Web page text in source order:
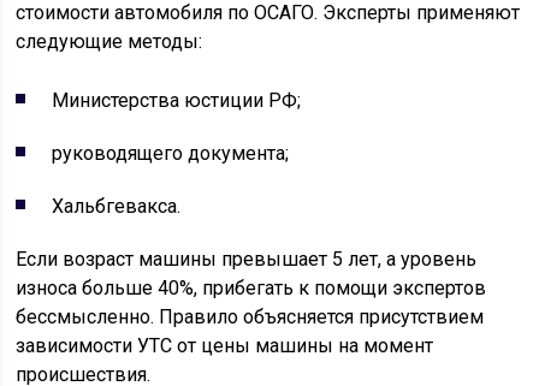
стоимости автомобиля по ОСАГО. Эксперты применяют
следующие методы:
Министерства юстиции РФ;
руководящего документа;
Хальбгевакса.
Если возраст машины превышает 5 лет, а уровень
износа больше 40%, прибегать к помощи экспертов
бессмысленно. Правило объясняется присутствием
зависимости УТС от цены машины на момент
происшествия.